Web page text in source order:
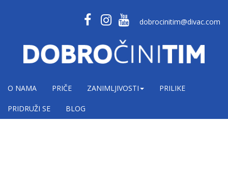
dobrocinitim@divac.com
O NAMA PRIČE ZANIMLJIVOSTI PRILIKE
PRIDRUŽI SE BLOG